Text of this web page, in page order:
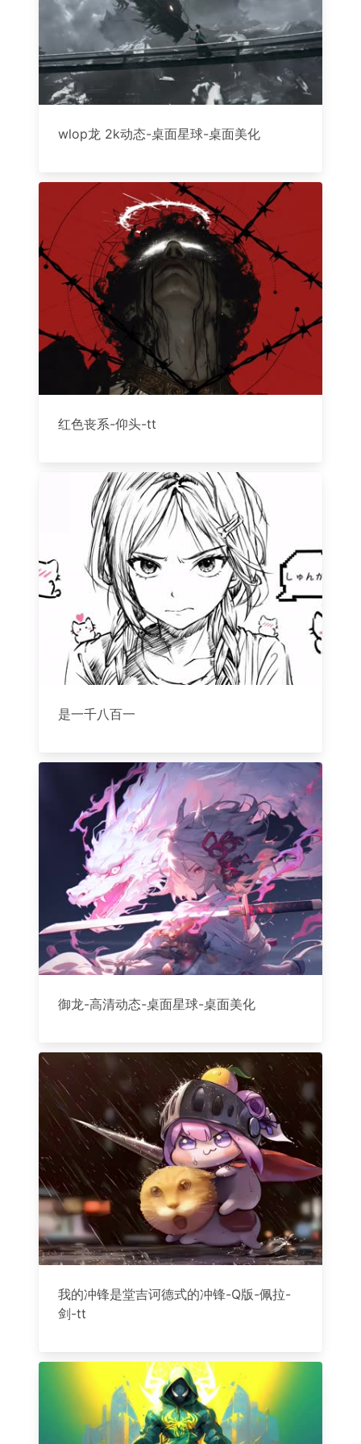
wlop龙 2k动态-桌面星球-桌面美化
红色丧系-仰头-tt
是一千八百一
御龙-高清动态-桌面星球-桌面美化
我的冲锋是堂吉诃德式的冲锋-Q版-佩拉-
剑-tt